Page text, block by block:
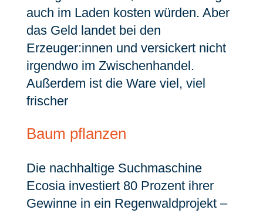
auch im Laden kosten würden. Aber
das Geld landet bei den
Erzeuger:innen und versickert nicht
irgendwo im Zwischenhandel.
Außerdem ist die Ware viel, viel
frischer
Baum pflanzen
Die nachhaltige Suchmaschine
Ecosia investiert 80 Prozent ihrer
Gewinne in ein Regenwaldprojekt –